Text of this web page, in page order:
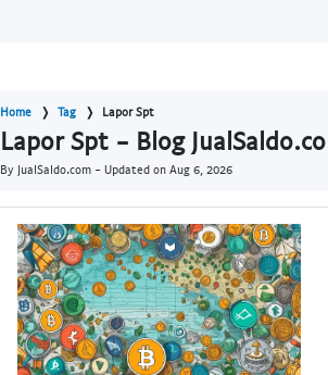
Home Tag Lapor Spt
Lapor Spt - Blog
By JualSaldo.com - Updated on Aug 6, 2026